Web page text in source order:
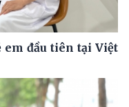
em đầu tiên tại Việt